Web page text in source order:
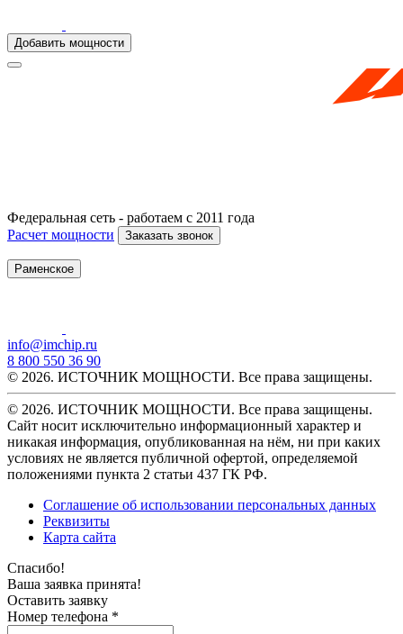
Добавить мощности
Федеральная сеть - работаем с 2011 года
Расчет мощности
Заказать звонок
Раменское
info@imchip.ru
8 800 550 36 90
© 2026. ИСТОЧНИК МОЩНОСТИ. Все права защищены.
© 2026. ИСТОЧНИК МОЩНОСТИ. Все права защищены.
Сайт носит исключительно информационный характер и
никакая информация, опубликованная на нём, ни при каких
условиях не является публичной офертой, определяемой
положениями пункта 2 статьи 437 ГК РФ.
Соглашение об использовании персональных данных
Реквизиты
Карта сайта
Спасибо!
Ваша заявка принята!
Оставить заявку
Номер телефона *